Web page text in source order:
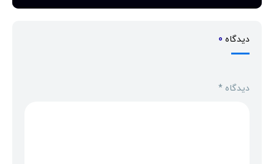
دیدگاه 0
دیدگاه *